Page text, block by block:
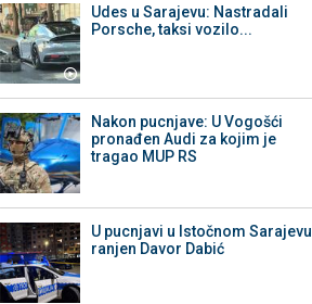
Udes u Sarajevu: Nastradali
Porsche, taksi vozilo...
Nakon pucnjave: U Vogošći
pronađen Audi za kojim je
tragao MUP RS
U pucnjavi u Istočnom Sarajevu
ranjen Davor Dabić